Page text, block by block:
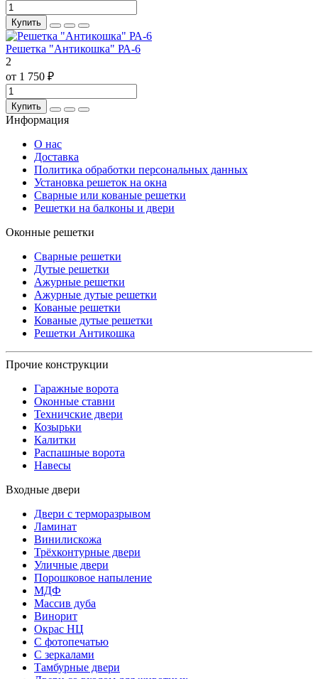
Купить
Решетка "Антикошка" РА-6
2
от 1 750 ₽
Купить
Информация
О нас
Доставка
Политика обработки персональных данных
Установка решеток на окна
Сварные или кованые решетки
Решетки на балконы и двери
Оконные решетки
Сварные решетки
Дутые решетки
Ажурные решетки
Ажурные дутые решетки
Кованые решетки
Кованые дутые решетки
Решетки Антикошка
Прочие конструкции
Гаражные ворота
Оконные ставни
Техничские двери
Козырьки
Калитки
Распашные ворота
Навесы
Входные двери
Двери с терморазрывом
Ламинат
Винилискожа
Трёхконтурные двери
Уличные двери
Порошковое напыление
МДФ
Массив дуба
Винорит
Окрас НЦ
С фотопечатью
С зеркалами
Тамбурные двери